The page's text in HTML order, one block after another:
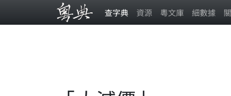
查字典 資源 粵文庫 細數據